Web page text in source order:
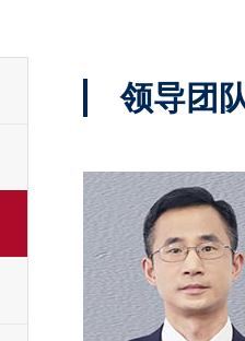
领导团